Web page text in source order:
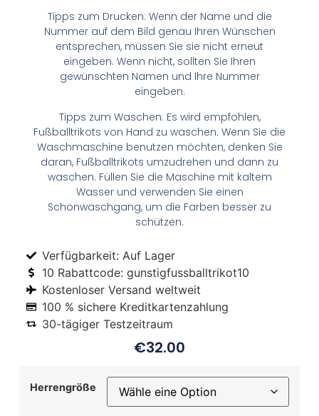
Tipps zum Drucken: Wenn der Name und die
Nummer auf dem Bild genau Ihren Wünschen
entsprechen, müssen Sie sie nicht erneut
eingeben. Wenn nicht, sollten Sie Ihren
gewünschten Namen und Ihre Nummer
eingeben.
Tipps zum Waschen: Es wird empfohlen,
Fußballtrikots von Hand zu waschen. Wenn Sie die
Waschmaschine benutzen möchten, denken Sie
daran, Fußballtrikots umzudrehen und dann zu
waschen. Füllen Sie die Maschine mit kaltem
Wasser und verwenden Sie einen
Schonwaschgang, um die Farben besser zu
schützen.
Verfügbarkeit: Auf Lager
10 Rabattcode: gunstigfussballtrikot10
Kostenloser Versand weltweit
100 % sichere Kreditkartenzahlung
30-tägiger Testzeitraum
€32.00
Herrengröße